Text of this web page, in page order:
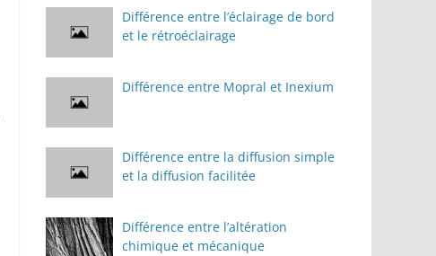
Différence entre l’éclairage de bord
et le rétroéclairage
Différence entre Mopral et Inexium
Différence entre la diffusion simple
et la diffusion facilitée
Différence entre l’altération
chimique et mécanique